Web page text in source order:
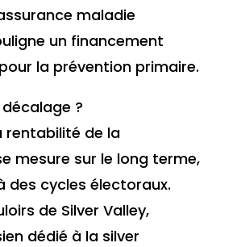
maladie
un financement
la prévention primaire.
?
rentabilité de la
mesure sur le long terme,
des cycles électoraux.
de Silver Valley,
dédié à la silver